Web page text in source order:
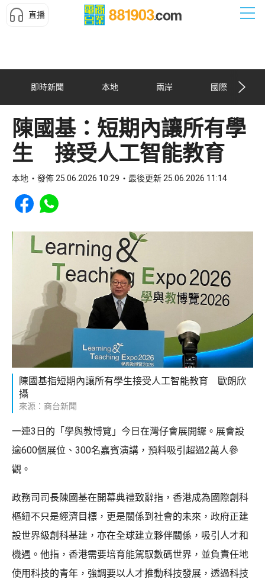
直播
即時新聞 本地 兩岸 國際
陳國基：短期內讓所有學
生 接受人工智能教育
本地 發佈 25.06.2026 10:29 最後更新 25.06.2026 11:14
Share to Facebook
Share to WhatsApp
陳國基指短期內讓所有學生接受人工智能教育 歐朗欣
攝
來源：商台新聞
一連3日的「學與教博覽」今日在灣仔會展開鑼。展會設
逾600個展位、300名嘉賓演講，預料吸引超過2萬人參
觀。
政務司司長陳國基在開幕典禮致辭指，香港成為國際創科
樞紐不只是經濟目標，更是關係到社會的未來，政府正建
設世界級創科基建，亦在全球建立夥伴關係，吸引人才和
機遇。他指，香港需要培育能駕馭數碼世界，並負責任地
使用科技的青年，強調要以人才推動科技發展，透過科技